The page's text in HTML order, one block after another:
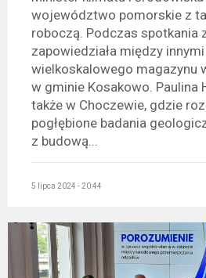
województwo pomorskie z
roboczą. Podczas spotkania
zapowiedziała między
wielkoskalowego magazynu
w gminie Kosakowo. Paulina
także w Choczewie, gdzie
pogłębione badania
z budową...
5 lipca 2024 - 20:44